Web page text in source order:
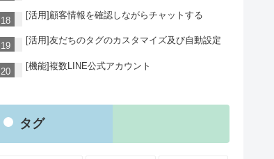
[活用]顧客情報を確認しながらチャットする
[活用]友だちのタグのカスタマイズ及び自動設定
[機能]複数LINE公式アカウント
タグ